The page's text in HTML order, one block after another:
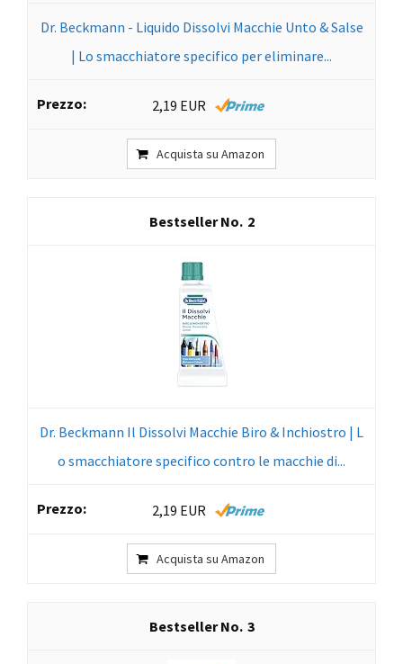
Dr. Beckmann - Liquido Dissolvi Macchie Unto & Salse
| Lo smacchiatore specifico per eliminare...
2,19 EUR
Acquista su Amazon
2
Dr. Beckmann Il Dissolvi Macchie Biro & Inchiostro | L
o smacchiatore specifico contro le macchie di...
2,19 EUR
Acquista su Amazon
3